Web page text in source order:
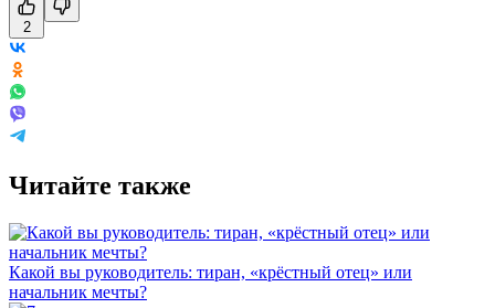
2
Читайте также
Какой вы руководитель: тиран, «крёстный отец» или
начальник мечты?